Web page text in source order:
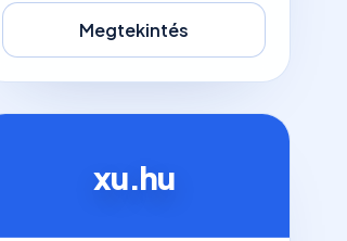
Megtekintés
xu.hu